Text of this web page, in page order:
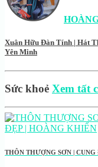
Xuân Hữu Đàn Tính | Hát
Yên Minh
Sức khoẻ Xem tất
THÔN THƯỢNG SƠN |